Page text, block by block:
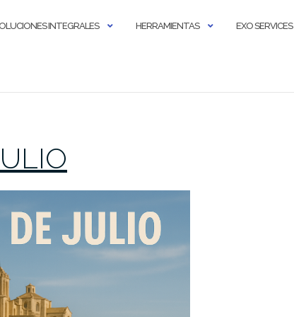
INTEGRALES HERRAMIENTAS EXO SERVICES